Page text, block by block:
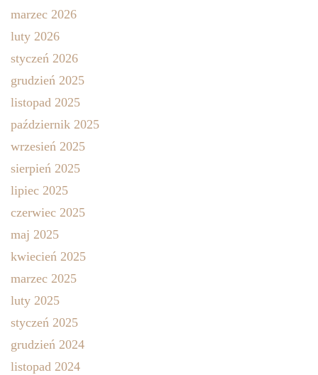
marzec 2026
luty 2026
styczeń 2026
grudzień 2025
listopad 2025
październik 2025
wrzesień 2025
sierpień 2025
lipiec 2025
czerwiec 2025
maj 2025
kwiecień 2025
marzec 2025
luty 2025
styczeń 2025
grudzień 2024
listopad 2024